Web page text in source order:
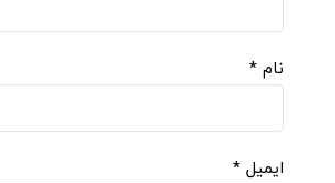
نام *
ایمیل *